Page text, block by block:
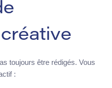
toujours être rédigés. Vous
: